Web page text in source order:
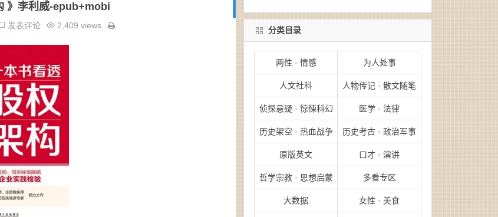
》李利威-epub+mobi
发表评论 2,409 views 分类目录
两性 · 情感 为人处事
人文社科 人物传记 · 散文随笔
侦探悬疑 · 惊悚科幻 医学 · 法律
历史架空 · 热血战争 历史考古 · 政治军事
原版英文 口才 · 演讲
哲学宗教 · 思想启蒙 多看专区
大数据 女性 · 美食